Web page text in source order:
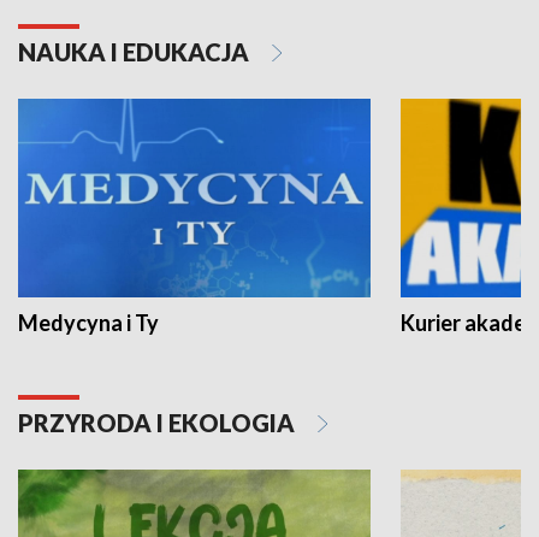
NAUKA I EDUKACJA
Medycyna i Ty Kurier
PRZYRODA I EKOLOGIA